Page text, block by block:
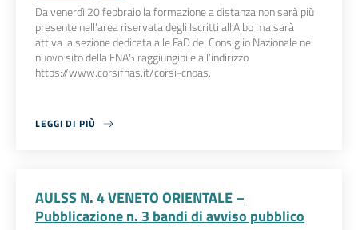
Da venerdì 20 febbraio la formazione a distanza non sarà più
presente nell’area riservata degli Iscritti all’Albo ma sarà
attiva la sezione dedicata alle FaD del Consiglio Nazionale nel
nuovo sito della FNAS raggiungibile all’indirizzo
https://www.corsifnas.it/corsi-cnoas.
LEGGI DI PIÙ
AULSS N. 4 VENETO ORIENTALE –
Pubblicazione n. 3 bandi di avviso pubblico